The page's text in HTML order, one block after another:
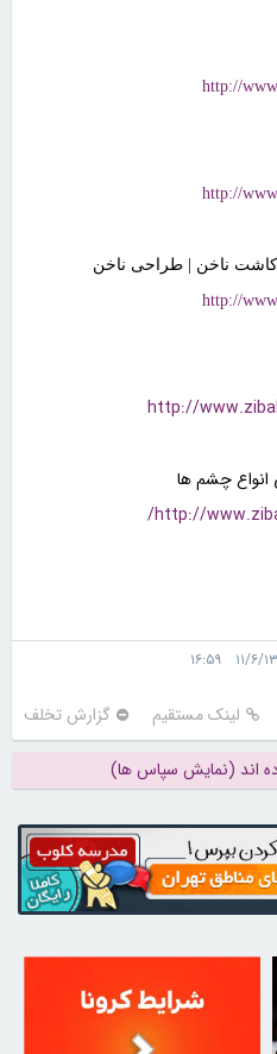
http://
http://
ناخن | طراحی ناخن
http://
http://
چشم ها
http://
لینک مستقیم گزارش تخلف